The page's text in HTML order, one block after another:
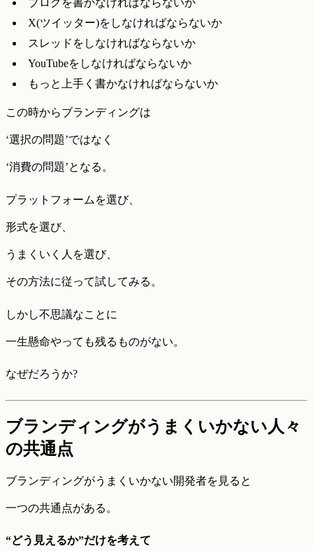
ブログを書かなければならないか
X(ツイッター)をしなければならないか
スレッドをしなければならないか
YouTubeをしなければならないか
もっと上手く書かなければならないか
この時からブランディングは
‘選択の問題’ではなく
‘消費の問題’となる。
プラットフォームを選び、
形式を選び、
うまくいく人を選び、
その方法に従って試してみる。
しかし不思議なことに
一生懸命やっても残るものがない。
なぜだろうか?
ブランディングがうまくいかない人々
の共通点
ブランディングがうまくいかない開発者を見ると
一つの共通点がある。
“どう見えるか”だけを考えて